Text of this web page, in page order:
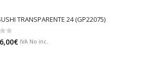
TRANSPARENTE 24 (GP22075)
5
6,00€ IVA No inc.